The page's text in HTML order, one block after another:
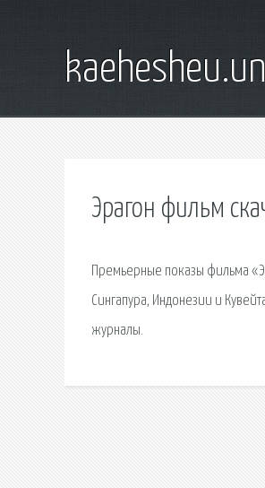
Эрагон фильм
Премьерные показы фильма
Сингапура, Индонезии и
журналы.